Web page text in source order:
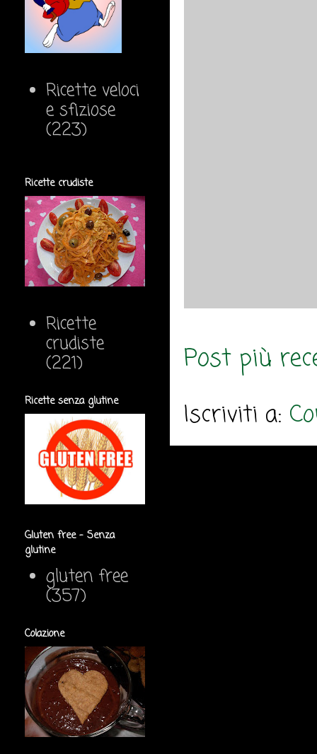
Post più
Iscriviti a:
Ricette veloci
e sfiziose
(223)
Ricette crudiste
Ricette
crudiste
(221)
Ricette senza glutine
Gluten free - Senza
glutine
gluten free
(357)
Colazione